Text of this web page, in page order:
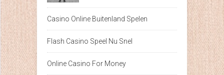
Casino Online Buitenland Spelen
Flash Casino Speel Nu Snel
Online Casino For Money